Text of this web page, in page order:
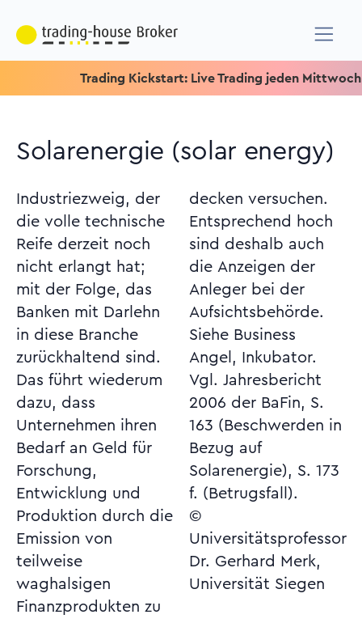
Trading Kickstart: Live Trading jeden Mittwoch um
Solarenergie (solar energy)
Industriezweig, der
die volle technische
Reife derzeit noch
nicht erlangt hat;
mit der Folge, das
Banken mit Darlehn
in diese Branche
zurückhaltend sind.
Das führt wiederum
dazu, dass
Unternehmen ihren
Bedarf an Geld für
Forschung,
Entwicklung und
Produktion durch die
Emission von
teilweise
waghalsigen
Finanzprodukten zu
decken versuchen.
Entsprechend hoch
sind deshalb auch
die Anzeigen der
Anleger bei der
Aufsichtsbehörde.
Siehe Business
Angel, Inkubator.
Vgl. Jahresbericht
2006 der BaFin, S.
163 (Beschwerden in
Bezug auf
Solarenergie), S. 173
f. (Betrugsfall).
©
Universitätsprofessor
Dr. Gerhard Merk,
Universität Siegen